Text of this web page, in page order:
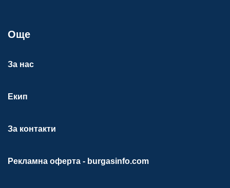
Още
За нас
Екип
За контакти
Рекламна оферта - burgasinfo.com